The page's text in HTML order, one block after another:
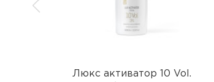
Люкс активатор 10 Vol.